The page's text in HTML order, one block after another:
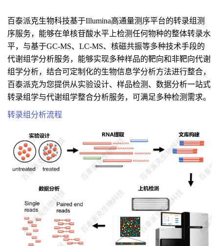
百泰派克生物科技基于Illumina高通量测序平台的转录组测
序服务，能够在单核苷酸水平上检测任何物种的整体转录水
平，与基于GC-MS、LC-MS、核磁共振等多种技术手段的
代谢组学分析服务，能够实现多种样品的靶向和非靶向代谢
组学分析，结合可定制化的生物信息学分析方法进行整合，
百泰派克为您提供从实验设计、样品检测、数据分析一站式
转录组学与代谢组学整合分析服务，可满足多种检测需求。
转录组分析流程